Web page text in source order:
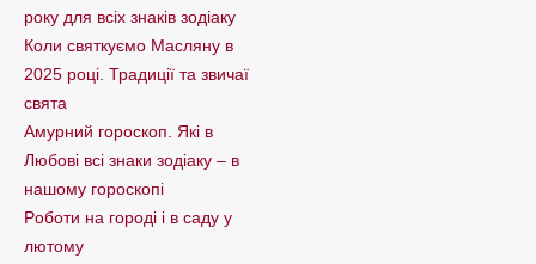
року для всіх знаків зодіаку
Коли святкуємо Масляну в
2025 році. Традиції та звичаї
свята
Амурний гороскоп. Які в
Любові всі знаки зодіаку – в
нашому гороскопі
Pоботи на городі і в саду у
лютому